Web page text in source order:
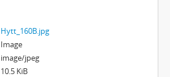
Hytt_160B.jpg
Image
image/jpeg
10.5 KiB